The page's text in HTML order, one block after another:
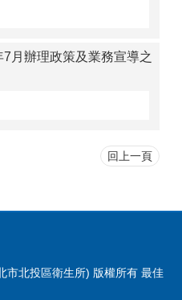
月辦理政策及業務宣導之
回上一頁
市北投區衛生所) 版權所有 最佳